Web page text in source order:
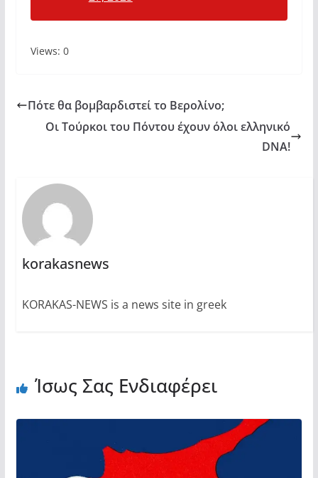
Views: 0
Πότε θα βομβαρδιστεί το Βερολίνο;
Οι Τούρκοι του Πόντου έχουν όλοι ελληνικό
DNA!
korakasnews
KORAKAS-NEWS is a news site in greek
Ίσως Σας Ενδιαφέρει